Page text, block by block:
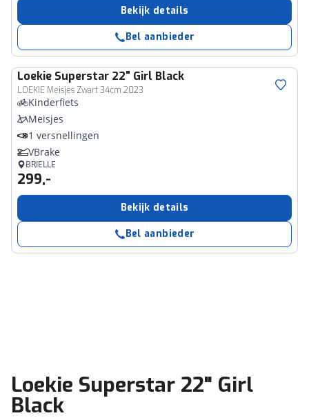
Bekijk details
Bel aanbieder
Loekie Superstar 22" Girl Black
LOEKIE Meisjes Zwart 34cm 2023
Kinderfiets
Meisjes
1 versnellingen
VBrake
BRIELLE
299,-
Bekijk details
Bel aanbieder
Loekie Superstar 22" Girl
Black